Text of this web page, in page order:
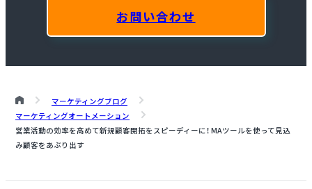
お問い合わせ
マーケティングブログ
マーケティングオートメーション
営業活動の効率を高めて新規顧客開拓をスピーディーに！ MAツールを使って見込
み顧客をあぶり出す